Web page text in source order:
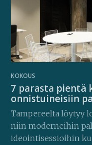
KOKOUS
7 parasta pientä
onnistuineisiin
Tampereelta löytyy
niin moderneihin
ideointisessioihin